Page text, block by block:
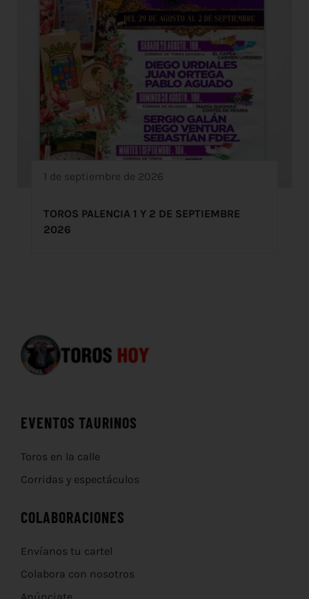
1 de septiembre de 2026
TOROS PALENCIA 1 Y 2 DE SEPTIEMBRE
2026
EVENTOS TAURINOS
Toros en la calle
Corridas y espectáculos
COLABORACIONES
Envíanos tu cartel
Colabora con nosotros